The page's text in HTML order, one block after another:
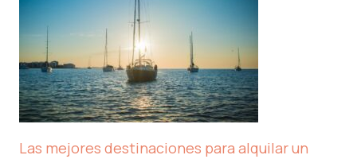
Las mejores destinaciones para alquilar un